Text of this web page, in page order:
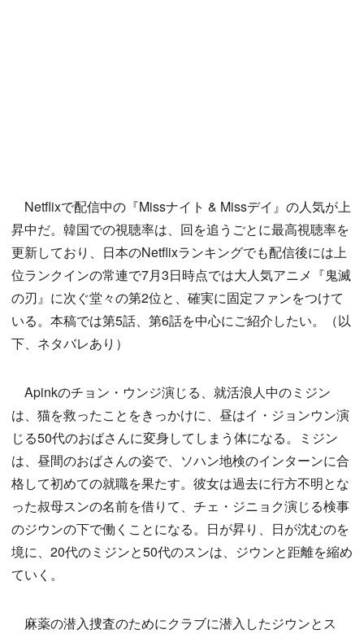
Netflixで配信中の『Missナイト & Missデイ』の人気が上
昇中だ。韓国での視聴率は、回を追うごとに最高視聴率を
更新しており、日本のNetflixランキングでも配信後には上
位ランクインの常連で7月3日時点では大人気アニメ『鬼滅
の刃』に次ぐ堂々の第2位と、確実に固定ファンをつけて
いる。本稿では第5話、第6話を中心にご紹介したい。（以
下、ネタバレあり）
Apinkのチョン・ウンジ演じる、就活浪人中のミジン
は、猫を救ったことをきっかけに、昼はイ・ジョンウン演
じる50代のおばさんに変身してしまう体になる。ミジン
は、昼間のおばさんの姿で、ソハン地検のインターンに合
格して初めての就職を果たす。彼女は過去に行方不明とな
った叔母スンの名前を借りて、チェ・ジニョク演じる検事
のジウンの下で働くことになる。日が昇り、日が沈むのを
境に、20代のミジンと50代のスンは、ジウンと距離を縮め
ていく。
麻薬の潜入捜査のためにクラブに潜入したジウンとス